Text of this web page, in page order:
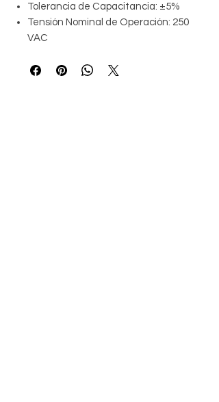
Tolerancia de Capacitancia: ±5%
Tensión Nominal de Operación: 250
VAC
Clase de Aislamiento: B